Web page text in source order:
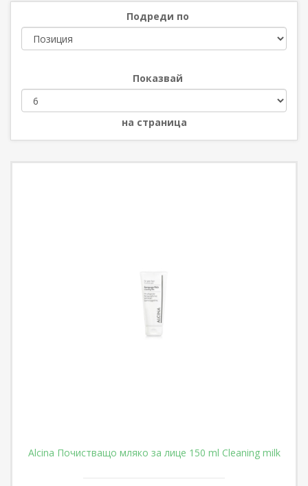
Подреди по
Показвай
на страница
Alcina Почистващо мляко за лице 150 ml Cleaning milk